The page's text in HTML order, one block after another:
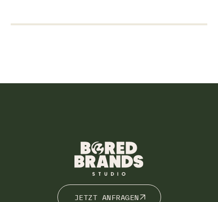
JETZT ANFRAGEN